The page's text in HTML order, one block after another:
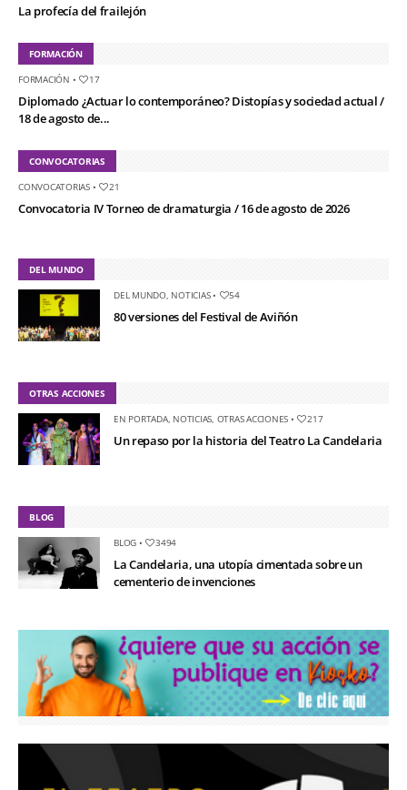
La profecía del frailejón
FORMACIÓN
FORMACIÓN • 17
Diplomado ¿Actuar lo contemporáneo? Distopías y sociedad actual /
18 de agosto de...
CONVOCATORIAS
CONVOCATORIAS• 21
Convocatoria IV Torneo de dramaturgia / 16 de agosto de 2026
DEL MUNDO
DEL MUNDO, NOTICIAS• 54
80 versiones del Festival de Aviñón
OTRAS ACCIONES
EN PORTADA, NOTICIAS OTRAS ACCIONES • 217
Un repaso por la historia del Teatro La Candelaria
BLOG
BLOG • 3494
La Candelaria, una utopía cimentada sobre un
cementerio de invenciones